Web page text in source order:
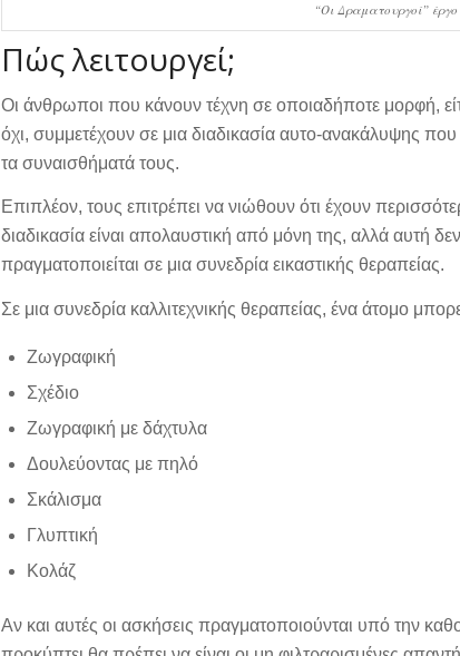
“Οι Δραματουργοί”
Πώς λειτουργεί;
Οι άνθρωποι που κάνουν τέχνη σε οποιαδήποτε μορφή,
όχι, συμμετέχουν σε μια διαδικασία αυτο-ανακάλυψης
τα συναισθήματά τους.
Επιπλέον, τους επιτρέπει να νιώθουν ότι έχουν
διαδικασία είναι απολαυστική από μόνη της, αλλά αυτή
πραγματοποιείται σε μια συνεδρία εικαστικής θεραπείας.
Σε μια συνεδρία καλλιτεχνικής θεραπείας, ένα άτομο
Ζωγραφική
Σχέδιο
Ζωγραφική με δάχτυλα
Δουλεύοντας με πηλό
Σκάλισμα
Γλυπτική
Κολάζ
Αν και αυτές οι ασκήσεις πραγματοποιούνται υπό την